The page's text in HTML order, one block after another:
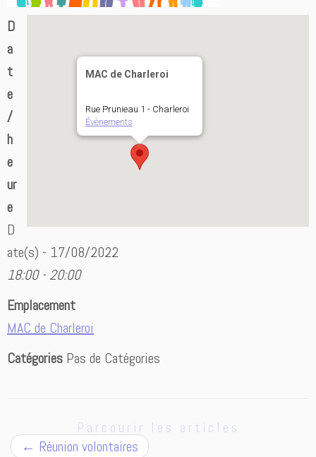
MAC de Charleroi
Rue Prunieau 1 - Charleroi
Évènements
D
a
t
e
/
h
e
ur
e
D
ate(s) - 17/08/2022
18:00 - 20:00
Emplacement
MAC de Charleroi
Catégories Pas de Catégories
Parcourir les articles
← Réunion volontaires